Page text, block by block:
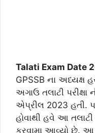
Talati Exam Date
GPSSB ના અધ્યક્ષ
અગાઉ તલાટી
એપ્રીલ 2023 હતી.
હોવાથી હવે આ તલાટી
કરવામા આવ્યો છે. આ